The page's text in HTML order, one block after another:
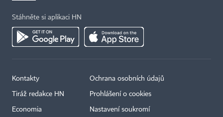
Stáhněte si aplikaci HN
Kontakty
Tiráž redakce HN
Economia
Ochrana osobních údajů
Prohlášení o cookies
Nastavení soukromí